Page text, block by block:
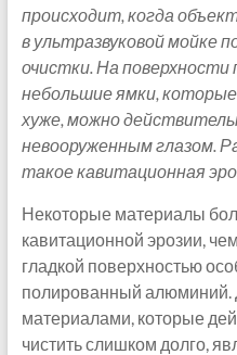
происходит, когда
в ультразвуковой мойке
очистки. На
небольшие ямки,
хуже, можно
невооруженным глазом.
такое кавитационная
Некоторые материалы
кавитационной эрозии,
гладкой поверхностью
полированный алюминий.
материалами, которые
чистить слишком долго,